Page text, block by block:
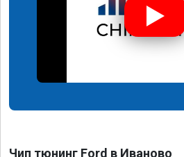
Чип тюнинг Ford в Иваново